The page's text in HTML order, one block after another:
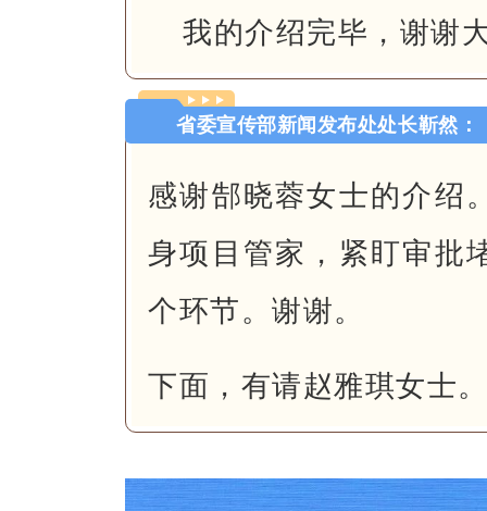
我的介绍完毕，谢谢
省委宣传部新闻发布处处长靳然：
感谢郜晓蓉女士的介绍
身项目管家，紧盯审批
个环节。谢谢。
下面，有请赵雅琪女士